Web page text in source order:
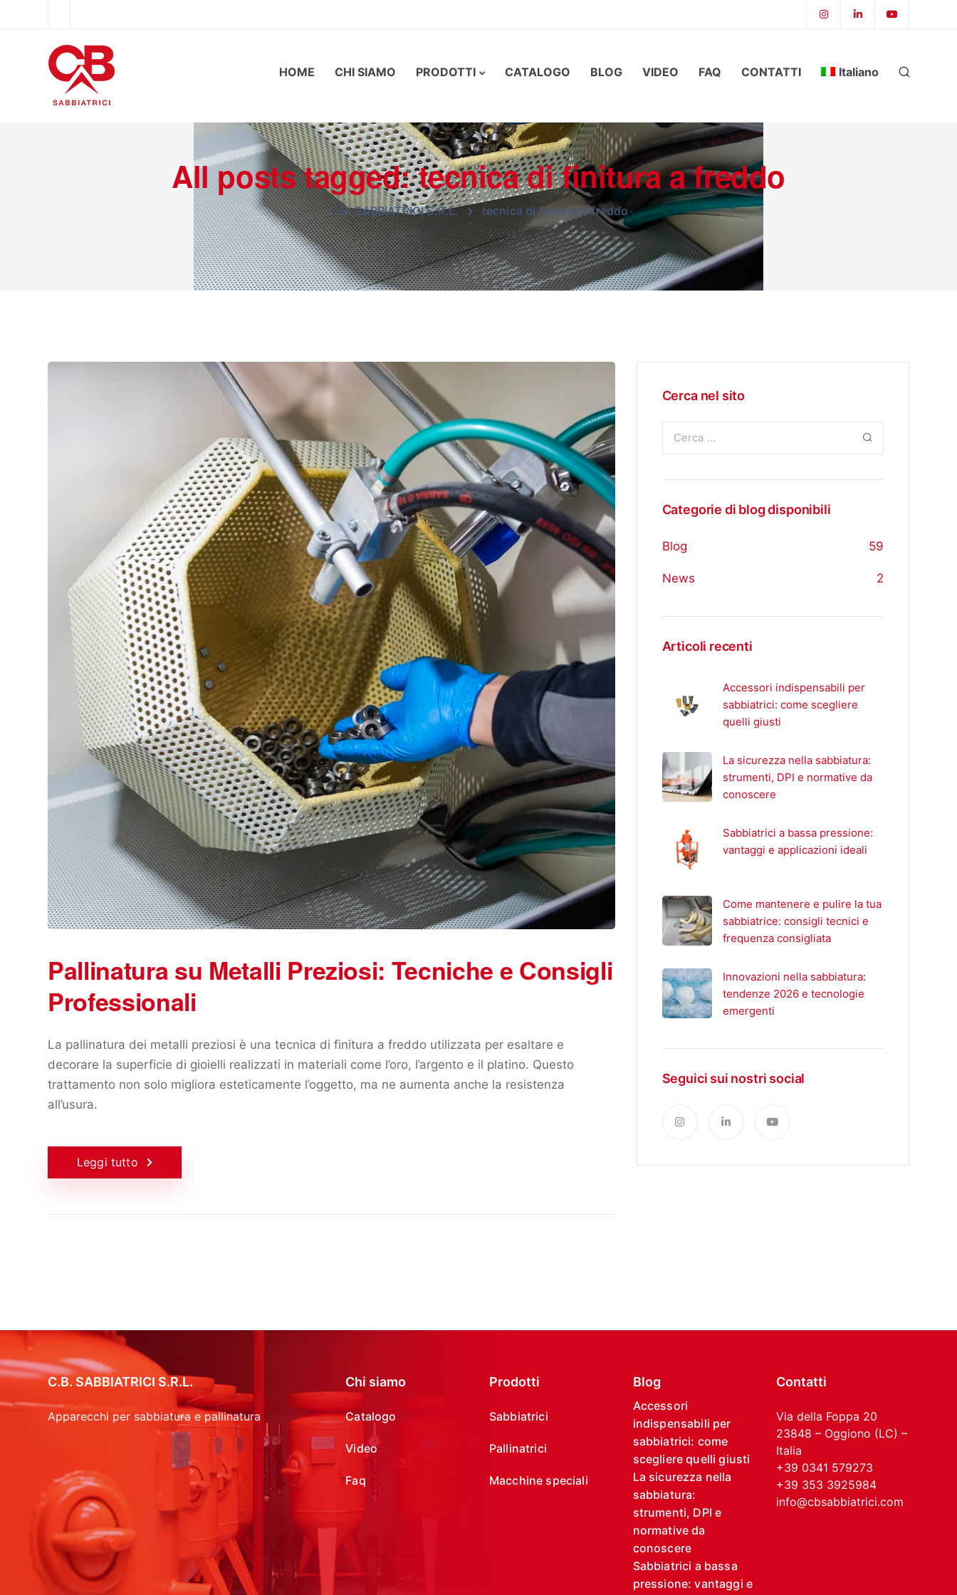
HOME CHI SIAMO PRODOTTI CATALOGO BLOG VIDEO FAQ CONTATTI Italiano
All posts tagged: tecnica di finitura a freddo
C.B. SABBIATRICI S.R.L. tecnica di finitura a freddo
Pallinatura su Metalli Preziosi: Tecniche e Consigli
Professionali
La pallinatura dei metalli preziosi è una tecnica di finitura a freddo utilizzata per esaltare e
decorare la superficie di gioielli realizzati in materiali come l’oro, l’argento e il platino. Questo
trattamento non solo migliora esteticamente l’oggetto, ma ne aumenta anche la resistenza
all’usura.
Leggi tutto
Cerca nel sito
Categorie di blog disponibili
Blog 59
News 2
Articoli recenti
Accessori indispensabili per
sabbiatrici: come scegliere
quelli giusti
La sicurezza nella sabbiatura:
strumenti, DPI e normative da
conoscere
Sabbiatrici a bassa pressione:
vantaggi e applicazioni ideali
Come mantenere e pulire la tua
sabbiatrice: consigli tecnici e
frequenza consigliata
Innovazioni nella sabbiatura:
tendenze 2026 e tecnologie
emergenti
Seguici sui nostri social
C.B. SABBIATRICI S.R.L.
Apparecchi per sabbiatura e pallinatura
Chi siamo
Catalogo
Video
Faq
Prodotti
Sabbiatrici
Pallinatrici
Macchine speciali
Blog
Accessori
indispensabili per
sabbiatrici: come
scegliere quelli giusti
La sicurezza nella
sabbiatura:
strumenti, DPI e
normative da
conoscere
Sabbiatrici a bassa
pressione: vantaggi e
Contatti
Via della Foppa 20
23848 – Oggiono (LC) –
Italia
+39 0341 579273
+39 353 3925984
info@cbsabbiatrici.com